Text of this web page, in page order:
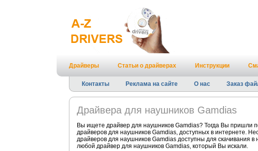
Драйверы Статьи о драйверах Инструкции
Контакты Реклама на сайте О нас Заказ
Драйвера для наушников Gamdias
Вы ищете драйвер для наушников Gamdias? Тогда Вы пришли
драйверов для наушников Gamdias, доступных в интернете.
драйверов для наушников Gamdias доступны для скачивания
любой драйвер для наушников Gamdias, который Вы искали.